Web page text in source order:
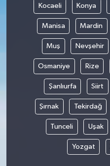
Kocaeli Konya
Manisa Mardin
Muş Nevşehir
Osmaniye Rize
Şanlıurfa Siirt
Şırnak Tekirdağ
Tunceli Uşak
Yozgat